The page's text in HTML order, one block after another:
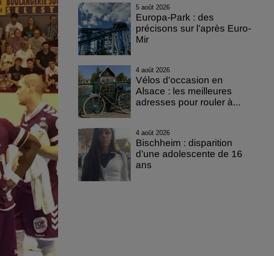
5 août 2026
Europa-Park : des
précisons sur l’après Euro-
Mir
4 août 2026
Vélos d'occasion en
Alsace : les meilleures
adresses pour rouler à...
4 août 2026
Bischheim : disparition
d’une adolescente de 16
ans